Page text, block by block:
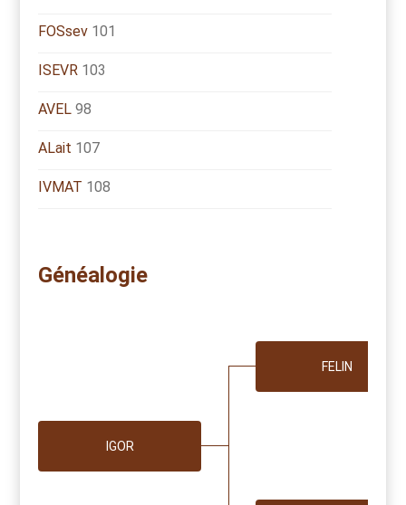
FOSsev 101
ISEVR 103
AVEL 98
ALait 107
IVMAT 108
Généalogie
IGOR
FELIN